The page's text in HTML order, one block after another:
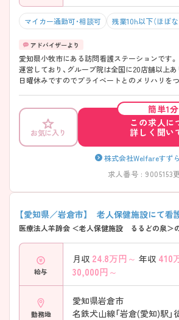
マイカー通勤可・相談可 残業10h以下（ほぼな
愛知県小牧市にある訪問看護ステーションです。
運営しており、グループ院は全国に20店舗以上あ
日曜休みですのでプライベートとのメリハリを
お気に入り
簡単1分
この求人に
詳しく聞い
株式会社Welfareすず
求人番号 : 9005153
【愛知県／岩倉市】 老人保健施設にて看
医療法人羊蹄会 ＜老人保健施設 るるどの泉＞
給与
月収 24.8万円～ 年収 410
30,000円～
勤務地
愛知県岩倉市
名鉄犬山線「岩倉(愛知)駅」